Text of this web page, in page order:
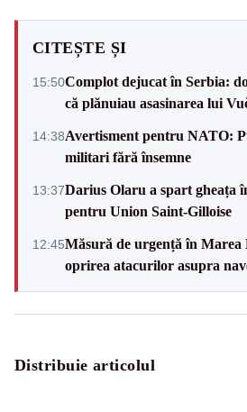
CITEȘTE ȘI
15:50Complot dejucat în Serbia:
că plănuiau asasinarea lui
14:38Avertisment pentru NATO:
militari fără însemne
13:37Darius Olaru a spart gheața
pentru Union Saint-Gilloise
12:45Măsură de urgență în Marea
oprirea atacurilor asupra
Distribuie articolul